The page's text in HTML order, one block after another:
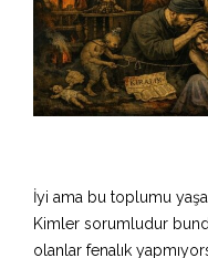
İyi ama bu toplumu
Kimler sorumludur
olanlar fenalık